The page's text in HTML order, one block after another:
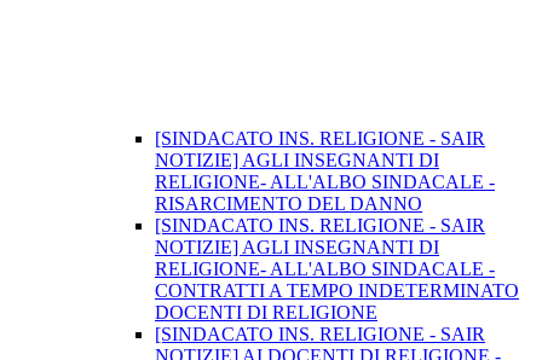
[SINDACATO INS. RELIGIONE - SAIR
NOTIZIE] AGLI INSEGNANTI DI
RELIGIONE- ALL'ALBO SINDACALE -
RISARCIMENTO DEL DANNO
[SINDACATO INS. RELIGIONE - SAIR
NOTIZIE] AGLI INSEGNANTI DI
RELIGIONE- ALL'ALBO SINDACALE -
CONTRATTI A TEMPO INDETERMINATO
DOCENTI DI RELIGIONE
[SINDACATO INS. RELIGIONE - SAIR